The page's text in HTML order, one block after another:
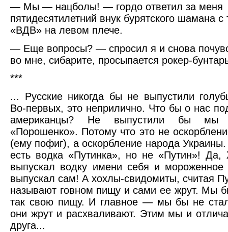
— Мы — нацболы! — гордо ответил за меня
пятидесятилетний внук бурятского шамана с
«ВДВ» на левом плече.
— Еще вопросы? — спросил я и снова
во мне, сибарите, просыпается рокер-
***
... Русские никогда бы не выпустили
Во-первых, это неприлично. Что бы о нас
американцы? Не выпустили бы мы
«Порошенко». Потому что это не
(ему пофиг), а оскорбление народа
есть водка «Путинка», но не «Путин»! Да,
выпускал водку имени себя и
выпускал сам! А хохлы-свидомиты, считая
называют говном пищу и сами ее жрут. Мы
так свою пищу. И главное — мы бы не
они жрут и расхваливают. Этим мы и
друга...